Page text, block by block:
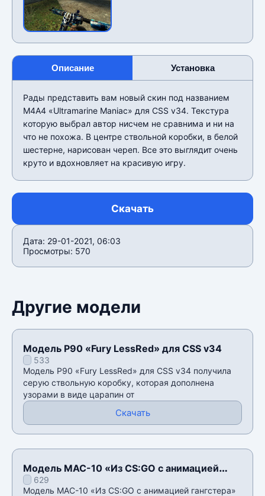
Описание Установка
Рады представить вам новый скин под названием
М4А4 «Ultramarine Maniac» для CSS v34. Текстура
которую выбрал автор нисчем не сравнима и ни на
что не похожа. В центре ствольной коробки, в белой
шестерне, нарисован череп. Все это выглядит очень
круто и вдохновляет на красивую игру.
Скачать
Дата: 29-01-2021, 06:03
Просмотры: 570
Другие модели
Модель P90 «Fury LessRed» для CSS v34
533
Модель P90 «Fury LessRed» для CSS v34 получила
серую ствольную коробку, которая дополнена
узорами в виде царапин от
Скачать
Модель MAC-10 «Из CS:GO с анимацией
гангстера» для CSS v34
629
Модель MAC-10 «Из CS:GO с анимацией гангстера»